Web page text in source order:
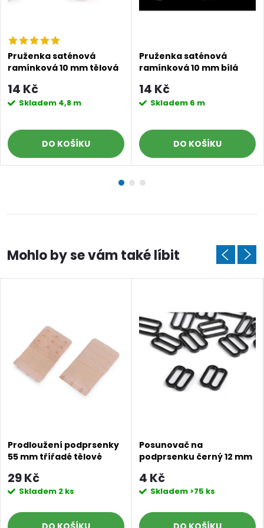
Pruženka saténová
ramínková 10 mm tělová
14 Kč
Skladem 4,8 m
DO KOŠÍKU
Pruženka saténová
ramínková 10 mm bílá
14 Kč
Skladem 6 m
DO KOŠÍKU
Prodloužení podprsenky
55 mm třířadé tělové
29 Kč
Skladem 2 ks
Posunovač na
podprsenku černý 12 mm
4 Kč
Skladem >75 ks
Doprava a platby Blog a návody